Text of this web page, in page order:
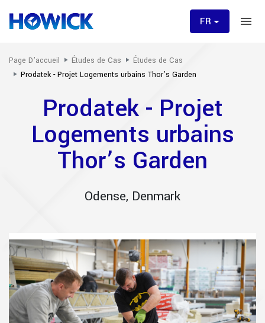
FR
Page D'accueil Études de Cas
Études de Cas
Prodatek - Projet Logements urbains Thor’s Garden
Prodatek - Projet
Logements urbains
Thor’s Garden
Odense, Denmark